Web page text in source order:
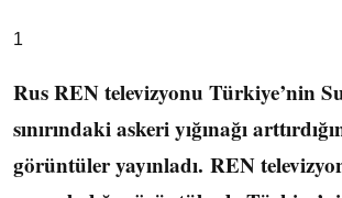
1
Rus REN televizyonu Türkiye’nin
sınırındaki askeri yığınağı
görüntüler yayınladı. REN